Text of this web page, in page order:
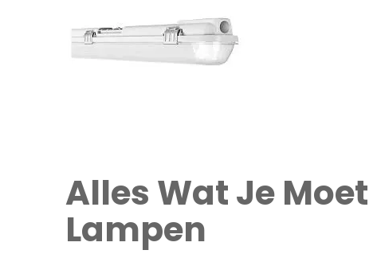
Alles Wat Je
Lampen